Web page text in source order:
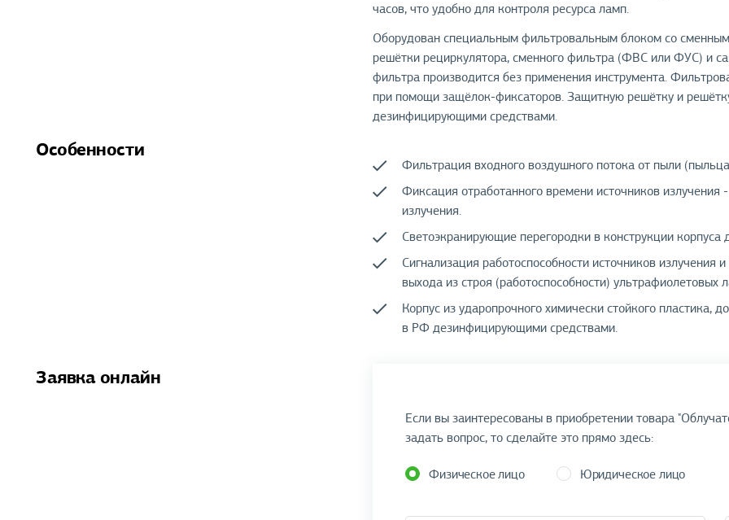
часов, что удобно для контроля ресурса ламп.
Оборудован специальным фильтровальным блоком со
решётки рециркулятора, сменного фильтра (ФВС или ФУС) и
фильтра производится без применения инструмента.
при помощи защёлок-фиксаторов. Защитную решётку и
дезинфицирующими средствами.
Особенности
Фильтрация входного воздушного потока от пыли
Фиксация отработанного времени источников
излучения.
Светоэкранирующие перегородки в конструкции
Сигнализация работоспособности источников излучения
выхода из строя (работоспособности) ультрафиолетовых
Корпус из ударопрочного химически стойкого
в РФ дезинфицирующими средствами.
Заявка онлайн
Если вы заинтересованы в приобретении товара
задать вопрос, то сделайте это прямо здесь:
Физическое лицо Юридическое лицо